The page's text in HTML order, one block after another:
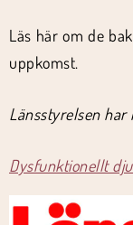
Läs här om de
uppkomst.
Länsstyrelsen har
Dysfunktionellt